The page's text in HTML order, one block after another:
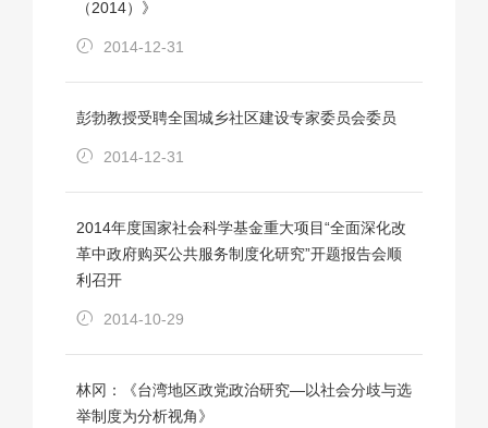
（2014）》
2014-12-31
彭勃教授受聘全国城乡社区建设专家委员会委员
2014-12-31
2014年度国家社会科学基金重大项目“全面深化改
革中政府购买公共服务制度化研究”开题报告会顺
利召开
2014-10-29
林冈：《台湾地区政党政治研究—以社会分歧与选
举制度为分析视角》